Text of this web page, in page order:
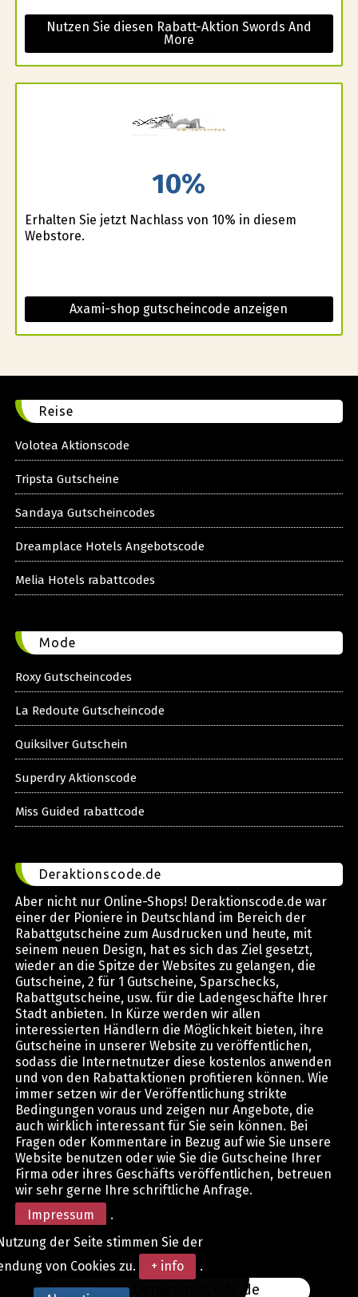
Nutzen Sie diesen Rabatt-Aktion Swords And
More
10%
Erhalten Sie jetzt Nachlass von 10% in diesem
Webstore.
Axami-shop gutscheincode anzeigen
Reise
Volotea Aktionscode
Tripsta Gutscheine
Sandaya Gutscheincodes
Dreamplace Hotels Angebotscode
Melia Hotels rabattcodes
Mode
Roxy Gutscheincodes
La Redoute Gutscheincode
Quiksilver Gutschein
Superdry Aktionscode
Miss Guided rabattcode
Deraktionscode.de
Aber nicht nur Online-Shops! Deraktionscode.de war
einer der Pioniere in Deutschland im Bereich der
Rabattgutscheine zum Ausdrucken und heute, mit
seinem neuen Design, hat es sich das Ziel gesetzt,
wieder an die Spitze der Websites zu gelangen, die
Gutscheine, 2 für 1 Gutscheine, Sparschecks,
Rabattgutscheine, usw. für die Ladengeschäfte Ihrer
Stadt anbieten. In Kürze werden wir allen
interessierten Händlern die Möglichkeit bieten, ihre
Gutscheine in unserer Website zu veröffentlichen,
sodass die Internetnutzer diese kostenlos anwenden
und von den Rabattaktionen profitieren können. Wie
immer setzen wir der Veröffentlichung strikte
Bedingungen voraus und zeigen nur Angebote, die
auch wirklich interessant für Sie sein können. Bei
Fragen oder Kommentare in Bezug auf wie Sie unsere
Website benutzen oder wie Sie die Gutscheine Ihrer
Firma oder ihres Geschäfts veröffentlichen, betreuen
wir sehr gerne Ihre schriftliche Anfrage.
Impressum
.
www.DerAktionsCode.de
der Seite stimmen Sie der
von Cookies zu.
+ info .